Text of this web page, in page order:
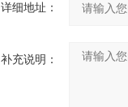
详细地址：
补充说明：